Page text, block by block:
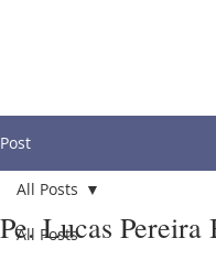
Post
All Posts
All Posts
Pe. Lucas Pereira